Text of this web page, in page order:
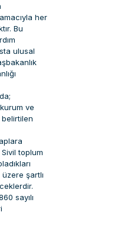
her
Bu
ulusal
ve
belirtilen
toplum
üzere şartlı
sayılı